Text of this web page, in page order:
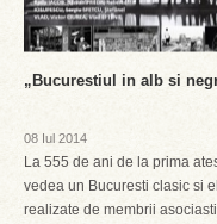
„Bucurestiul in alb si
08 Iul 2014
La 555 de ani de la prima
vedea un Bucuresti clasic si
realizate de membrii